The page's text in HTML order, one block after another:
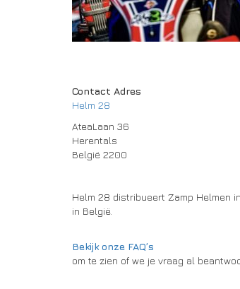
Contact Adres
Helm 28
AteaLaan 36
Herentals
België 2200
Helm 28 distribueert Zamp Helmen
in België.
Bekijk onze FAQ’s
om te zien of we je vraag al